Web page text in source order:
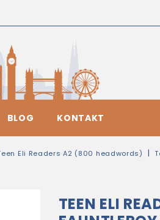
BLOG KONTAKT
Eli Readers A2 (800 headwords)
TEEN ELI